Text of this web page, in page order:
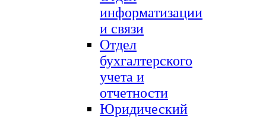
информатизации
и связи
Отдел
бухгалтерского
учета и
отчетности
Юридический